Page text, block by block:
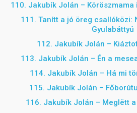
110. Jakubík Jolán –
111. Tanítt a jó öreg csallóközi:
Gyulabáttyú
112. Jakubík Jolán –
113. Jakubík Jolán – Én a
114. Jakubík Jolán – Há mi
115. Jakubík Jolán –
116. Jakubík Jolán – Meglëtt